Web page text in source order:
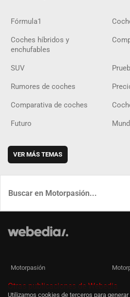
Fórmula1
Coches híbridos y
enchufables
SUV
Rumores de coches
Comparativa de coches
Futuro
VER MÁS TEMAS
Motorpasión
Otras publicaciones de Webedia
Utilizamos cookies de terceros para